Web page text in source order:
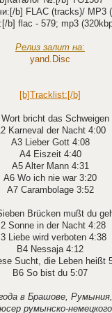
b] FLAC (tracks)/ MP3
b] flac - 579; mp3
Релиз залит на:
yand.Disс
[b]Tracklist:[/b]
bricht das Schweigen
Karneval der Nacht 4:00
A3 Lieber Gott 4:08
A4 Eiszeit 4:40
A5 Alter Mann 4:31
A6 Wo ich nie war 3:20
A7 Carambolage 3:52
Brücken mußt du
Sonne in der Nacht 4:28
Liebe wird verboten 4:38
B4 Nessaja 4:12
Sucht, die Leben heißt
B6 So bist du 5:07
в Брашове,
румынско-